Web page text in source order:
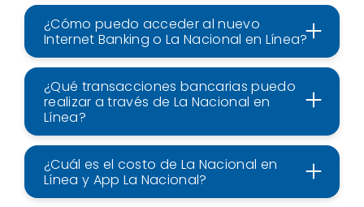
¿Cómo puedo acceder al nuevo
Internet Banking o La Nacional en Línea?
¿Qué transacciones bancarias puedo
realizar a través de La Nacional en
Línea?
¿Cuál es el costo de La Nacional en
Línea y App La Nacional?